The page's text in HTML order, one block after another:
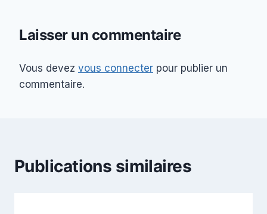
Laisser un commentaire
Vous devez vous connecter pour publier un
commentaire.
Publications similaires